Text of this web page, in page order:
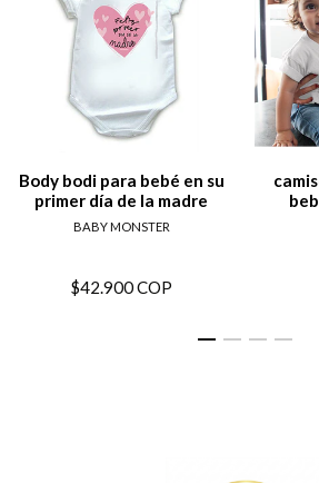
Body bodi para bebé en su
primer día de la madre
BABY MONSTER
$42.900 COP